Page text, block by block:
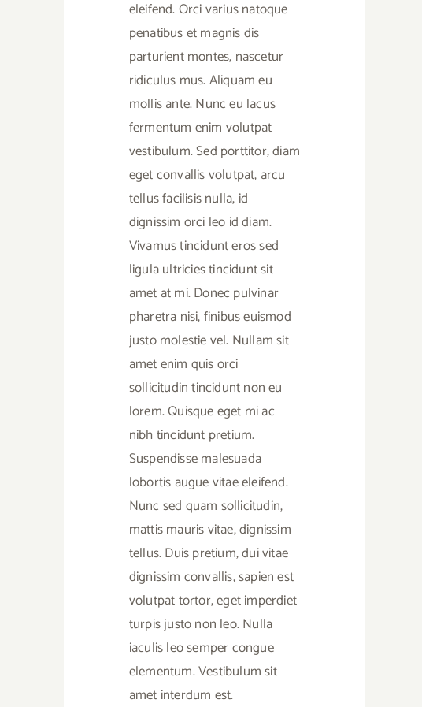
eleifend. Orci varius natoque
penatibus et magnis dis
parturient montes, nascetur
ridiculus mus. Aliquam eu
mollis ante. Nunc eu lacus
fermentum enim volutpat
vestibulum. Sed porttitor, diam
eget convallis volutpat, arcu
tellus facilisis nulla, id
dignissim orci leo id diam.
Vivamus tincidunt eros sed
ligula ultricies tincidunt sit
amet at mi. Donec pulvinar
pharetra nisi, finibus euismod
justo molestie vel. Nullam sit
amet enim quis orci
sollicitudin tincidunt non eu
lorem. Quisque eget mi ac
nibh tincidunt pretium.
Suspendisse malesuada
lobortis augue vitae eleifend.
Nunc sed quam sollicitudin,
mattis mauris vitae, dignissim
tellus. Duis pretium, dui vitae
dignissim convallis, sapien est
volutpat tortor, eget imperdiet
turpis justo non leo. Nulla
iaculis leo semper congue
elementum. Vestibulum sit
amet interdum est.